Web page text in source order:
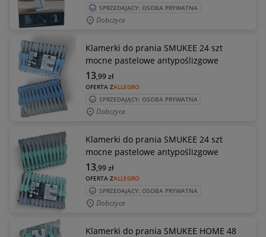
SPRZEDAJĄCY: OSOBA PRYWATNA
Dobczyce
Klamerki do prania SMUKEE 24 szt
mocne pastelowe antypoślizgowe
OFERTA ZALLEGRO
13,99zł
SPRZEDAJĄCY: OSOBA PRYWATNA
Dobczyce
Klamerki do prania SMUKEE 24 szt
mocne pastelowe antypoślizgowe
OFERTA ZALLEGRO
13,99zł
SPRZEDAJĄCY: OSOBA PRYWATNA
Dobczyce
Klamerki do prania SMUKEE HOME 48